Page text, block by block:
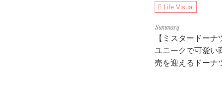
Life Visual
【ミスタードー
ユニークで可愛い
売を迎えるドーナ